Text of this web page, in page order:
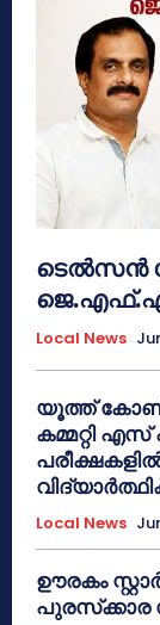
ടെൽസൻ
Local News
യൂത്ത്
കമ്മറ്റി
Local News
ഊരകം
പുരസ്‌ക്കാര